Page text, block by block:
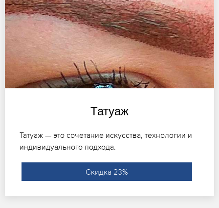
Татуаж
Татуаж — это сочетание искусства, технологии и
индивидуального подхода.
Скидка 23%